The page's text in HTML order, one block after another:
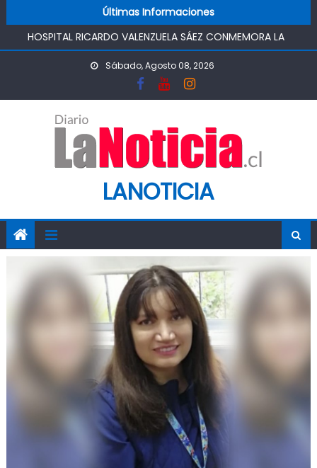
Últimas Informaciones
FUNCIONAMIENTO
HOSPITAL RICARDO VALENZUELA SÁEZ CONMEMORA LA
SEMANA MUNDIAL DE LA LACTANCIA MATERNA
PROMOVIENDO UN COMIENZO DE VIDA SALUDABLE
IMPULSA AGUA DE AGROSUPER PERMITIRÁ LA
CONSTRUCCIÓN DE POZO DEL SSR CALIFORNIA Y
FORTALECERA EL ABASTECIMIENTO DE AGUA POTABLE DE LA
COMUNIDAD
MINISTRO DE AGRICULTURA REALIZA GIRA POR CINCO
REGIONES PARA MONITOREAR EFECTOS DEL SISTEMA
FRONTAL Y APOYAR AL SECTOR AGRÍCOLA
PASO PEHUENCHE AVANZA COMO ALTERNATIVA
ESTRATÉGICA A LOS LIBERTADORES
SIGUEN LOS CIERRES DE PROSTÍBULOS CLANDESTINOS EN
RANCAGUA: NUEVO OPERATIVO DEJA UN RECINTO
CLAUSURADO Y OTRO CON PROHIBICIÓN DE
FUNCIONAMIENTO
Sábado, Agosto 08, 2026
LANOTICIA